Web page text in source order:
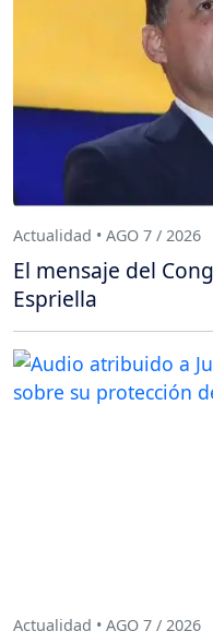
Actualidad • AGO 7 / 2026
El mensaje del
Espriella
Actualidad • AGO 7 / 2026